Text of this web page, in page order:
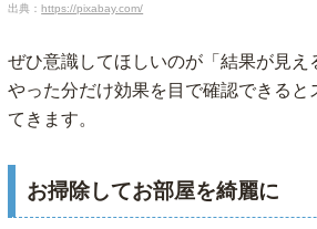
出典：https://pixabay.com/
ぜひ意識してほしいのが「結果が見え
やった分だけ効果を目で確認できると
てきます。
お掃除してお部屋を綺麗に